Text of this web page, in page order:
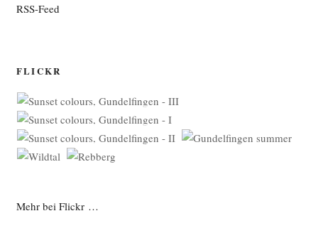
RSS-Feed
FLICKR
Mehr bei Flickr …